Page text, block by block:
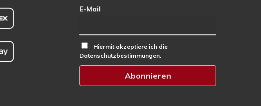
E-Mail
Hiermit akzeptiere ich die
Datenschutzbestimmungen.